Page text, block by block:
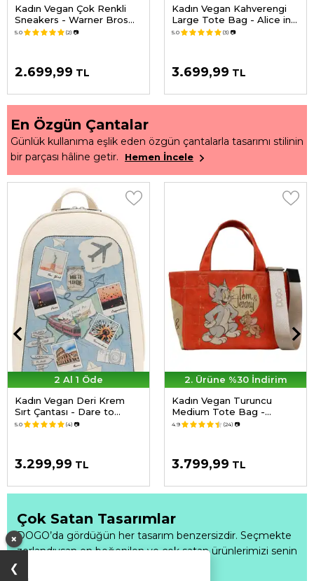
Kadın Vegan Çok Renkli
Sneakers - Warner Bros
Hungry Doo Scooby Doo
5.0 (2) 📷
2.699,99 TL
Kadın Vegan Kahverengi
Large Tote Bag - Alice in
Nowhere Tasarım
5.0 (3) 📷
3.699,99 TL
2 Al 1 Öde
Kadın Vegan Deri Krem
Sırt Çantası - Dare to
Explore Tasarım
5.0 (4) 📷
3.299,99 TL
2. Ürüne %30 İndirim
Kadın Vegan Turuncu
Medium Tote Bag -
Warner Bros Tom & Jerry
4.9 (24) 📷
3.799,99 TL
En Özgün Çantalar
Günlük kullanıma eşlik eden özgün çantalarla tasarımı stilinin
bir parçası hâline getir.
Hemen İncele
Çok Satan Tasarımlar
DOGO’da gördüğün her tasarım benzersizdir. Seçmekte
zorlandıysan en beğenilen ve çok satan ürünlerimizi senin
için derledik.
×
❯